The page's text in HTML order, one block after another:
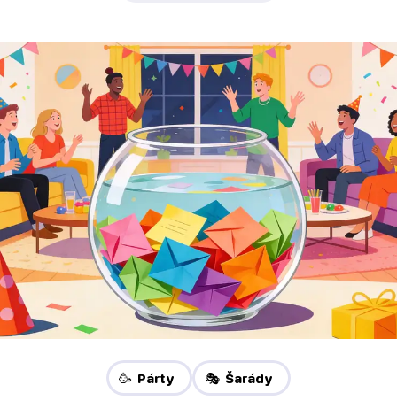
🥳 Párty 🎭 Šarády